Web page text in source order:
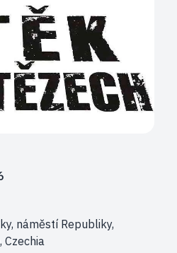
náměstí Republiky,